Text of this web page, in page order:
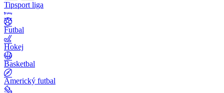
Tipsport liga
Futbal
Hokej
Basketbal
Americký futbal